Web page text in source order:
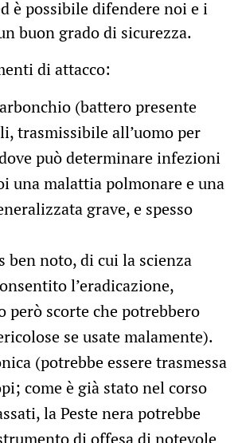
è possibile difendere noi e i
buon grado di sicurezza.
di attacco:
(battero presente
trasmissibile all’uomo per
può determinare infezioni
una malattia polmonare e una
grave, e spesso
ben noto, di cui la scienza
l’eradicazione,
però scorte che potrebbero
se usate malamente).
(potrebbe essere trasmessa
come è già stato nel corso
la Peste nera potrebbe
di offesa di notevole